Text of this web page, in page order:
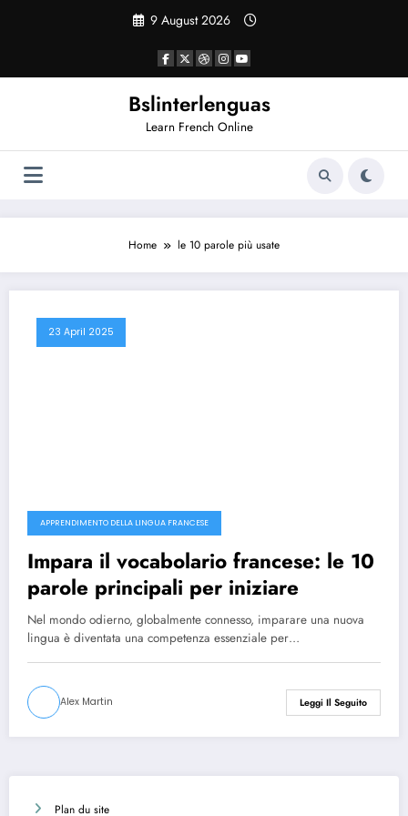
9 August 2026
Bslinterlenguas
Learn French Online
Home le 10 parole più usate
23 April 2025
APPRENDIMENTO DELLA LINGUA FRANCESE
Impara il vocabolario francese: le 10
parole principali per iniziare
Nel mondo odierno, globalmente connesso, imparare una nuova
lingua è diventata una competenza essenziale per…
Alex Martin Leggi Il Seguito
Plan du site